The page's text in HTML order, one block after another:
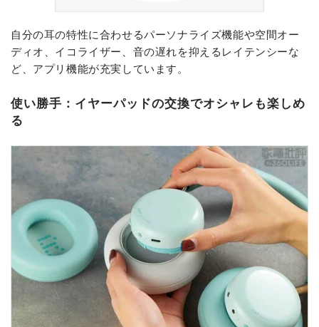
自分の耳の特性に合わせるパーソナライズ機能や空間オー
ディオ、イコライザー、音の遅れを抑えるレイテンシーな
ど、アプリ機能が充実しています。
使い勝手：イヤーパッドの交換でオシャレも楽しめ
る